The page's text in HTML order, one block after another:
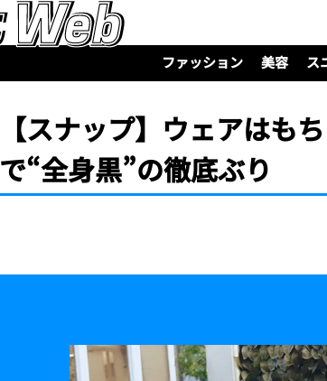
ファッション
美容 ス
【スナップ】ウェアはも
で“全身黒”の徹底ぶり